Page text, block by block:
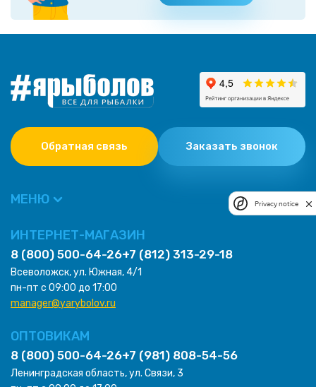
Обратная связь Заказать звонок
МЕНЮ
ИНТЕРНЕТ-МАГАЗИН
8 (800) 500-64-26+7 (812) 313-29-18
Всеволожск, ул. Южная, 4/1
пн-пт с 09:00 до 17:00
manager@yarybolov.ru
ОПТОВИКАМ
8 (800) 500-64-26+7 (981) 808-54-56
Ленинградская область, ул. Связи, 3
Privacy notice